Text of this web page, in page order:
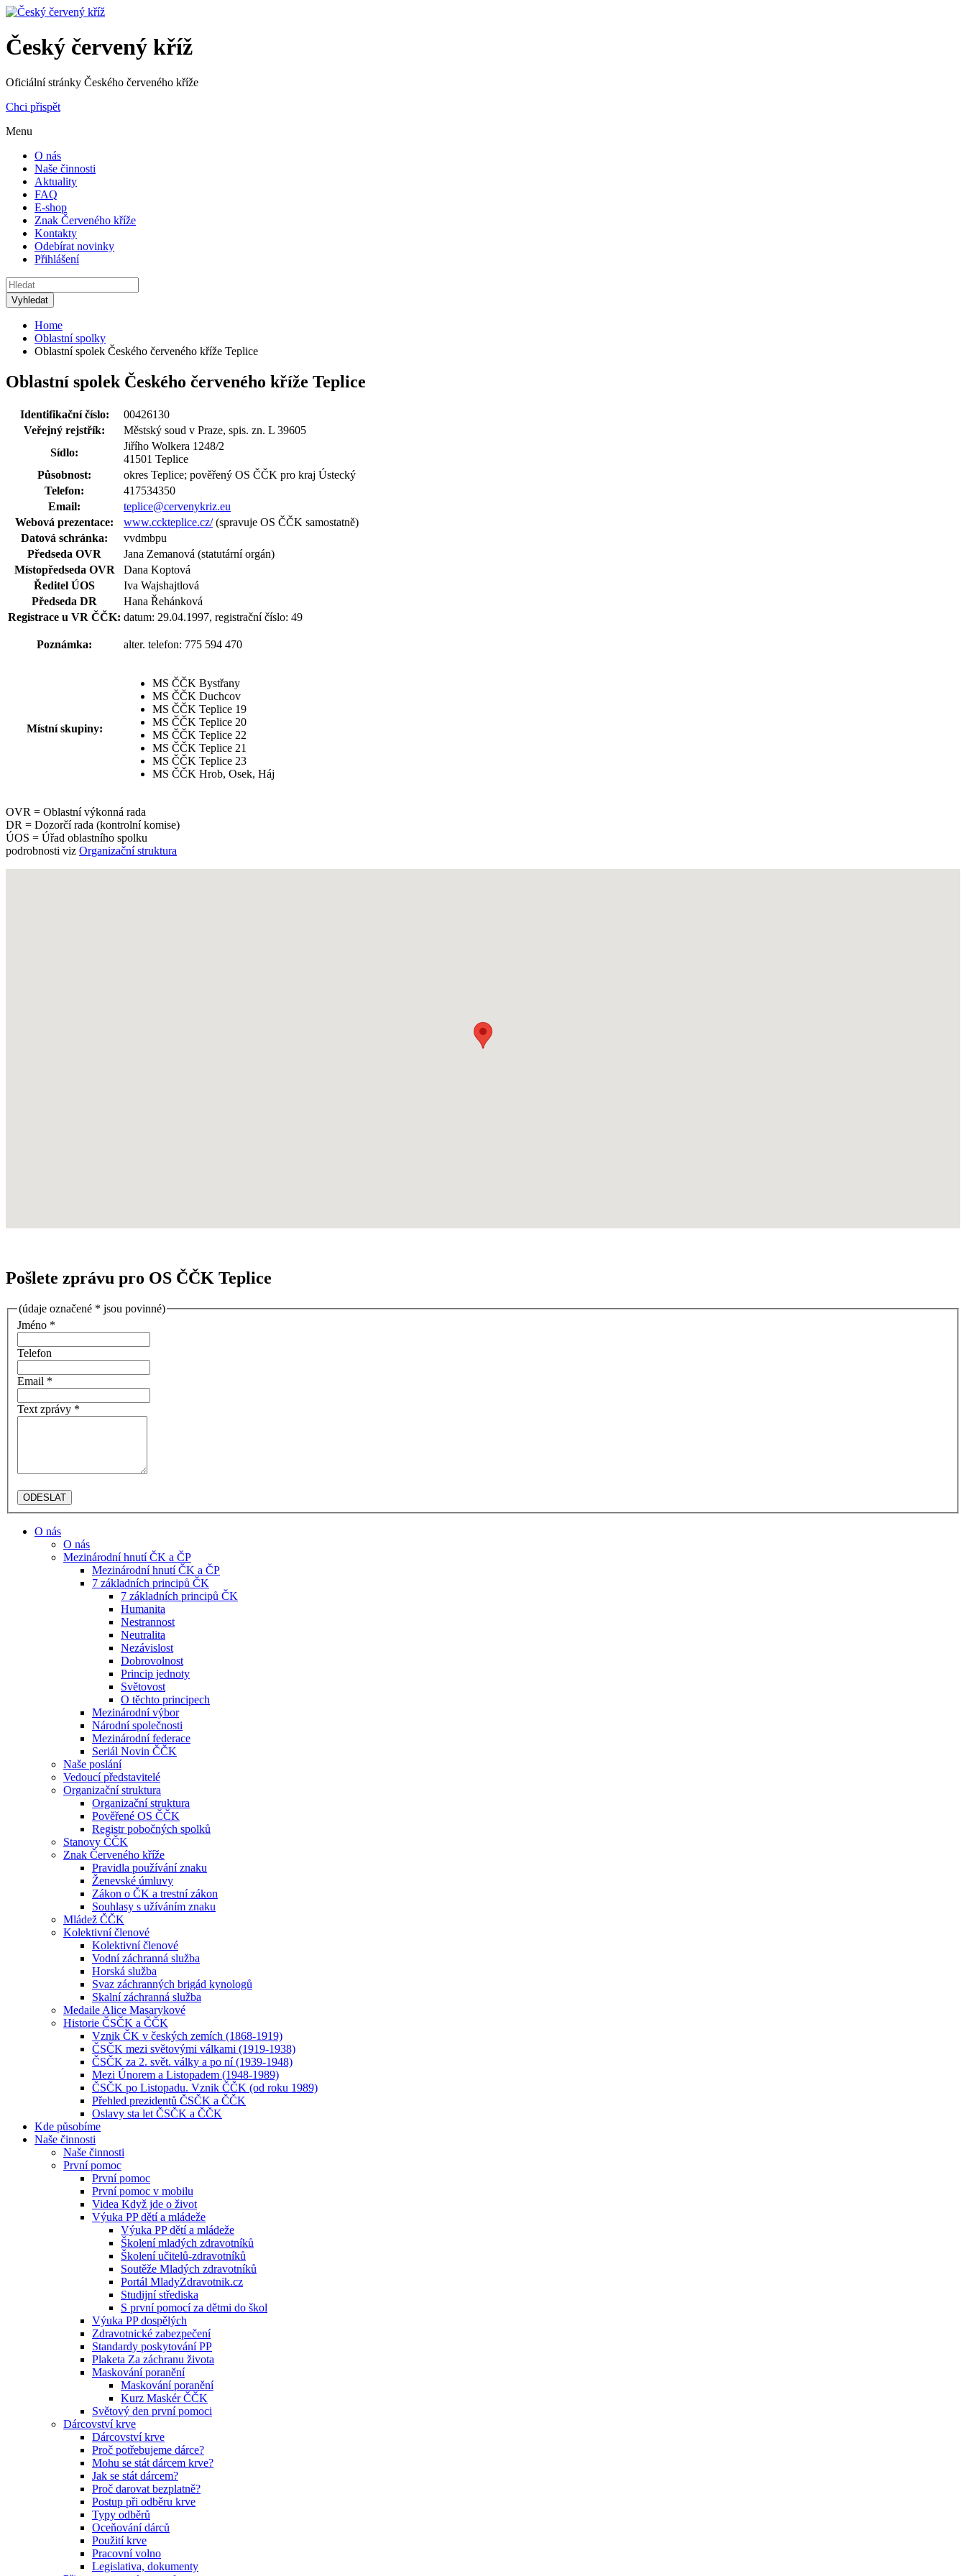
Český červený kříž
Oficiální stránky Českého červeného kříže
Chci přispět
Menu
O nás
Naše činnosti
Aktuality
FAQ
E-shop
Znak Červeného kříže
Kontakty
Odebírat novinky
Přihlášení
Home
Oblastní spolky
Oblastní spolek Českého červeného kříže Teplice
Oblastní spolek Českého červeného kříže Teplice
Identifikační číslo:
00426130
Veřejný rejstřík:
Městský soud v Praze, spis. zn. L 39605
Sídlo:
Jiřího Wolkera 1248/2
41501 Teplice
Působnost:
okres Teplice; pověřený OS ČČK pro kraj Ústecký
Telefon:
417534350
Email:
teplice@cervenykriz.eu
Webová prezentace:
www.cckteplice.cz/(spravuje OS ČČK samostatně)
Datová schránka:
vvdmbpu
Předseda OVR
Jana Zemanová (statutární orgán)
Místopředseda OVR
Dana Koptová
Ředitel ÚOS
Iva Wajshajtlová
Předseda DR
Hana Řehánková
Registrace u VR ČČK: datum: 29.04.1997, registrační číslo: 49
Poznámka: alter. telefon: 775 594 470
Místní skupiny:
MS ČČK Bystřany
MS ČČK Duchcov
MS ČČK Teplice 19
MS ČČK Teplice 20
MS ČČK Teplice 22
MS ČČK Teplice 21
MS ČČK Teplice 23
MS ČČK Hrob, Osek, Háj
OVR = Oblastní výkonná rada
DR = Dozorčí rada (kontrolní komise)
ÚOS = Úřad oblastního spolku
podrobnosti viz Organizační struktura
Pošlete zprávu pro OS ČČK Teplice
(údaje označené * jsou povinné)
Jméno *
Telefon
Email *
Text zprávy *
O nás
O nás
Mezinárodní hnutí ČK a ČP
Mezinárodní hnutí ČK a ČP
7 základních principů ČK
7 základních principů ČK
Humanita
Nestrannost
Neutralita
Nezávislost
Dobrovolnost
Princip jednoty
Světovost
O těchto principech
Mezinárodní výbor
Národní společnosti
Mezinárodní federace
Seriál Novin ČČK
Naše poslání
Vedoucí představitelé
Organizační struktura
Organizační struktura
Pověřené OS ČČK
Registr pobočných spolků
Stanovy ČČK
Znak Červeného kříže
Pravidla používání znaku
Ženevské úmluvy
Zákon o ČK a trestní zákon
Souhlasy s užíváním znaku
Mládež ČČK
Kolektivní členové
Kolektivní členové
Vodní záchranná služba
Horská služba
Svaz záchranných brigád kynologů
Skalní záchranná služba
Medaile Alice Masarykové
Historie ČSČK a ČČK
Vznik ČK v českých zemích (1868-1919)
ČSČK mezi světovými válkami (1919-1938)
ČSČK za 2. svět. války a po ní (1939-1948)
Mezi Únorem a Listopadem (1948-1989)
ČSČK po Listopadu. Vznik ČČK (od roku 1989)
Přehled prezidentů ČSČK a ČČK
Oslavy sta let ČSČK a ČČK
Kde působíme
Naše činnosti
Naše činnosti
První pomoc
První pomoc
První pomoc v mobilu
Videa Když jde o život
Výuka PP dětí a mládeže
Výuka PP dětí a mládeže
Školení mladých zdravotníků
Školení učitelů-zdravotníků
Soutěže Mladých zdravotníků
Portál MladyZdravotnik.cz
Studijní střediska
S první pomocí za dětmi do škol
Výuka PP dospělých
Zdravotnické zabezpečení
Standardy poskytování PP
Plaketa Za záchranu života
Maskování poranění
Maskování poranění
Kurz Maskér ČČK
Světový den první pomoci
Dárcovství krve
Dárcovství krve
Proč potřebujeme dárce?
Mohu se stát dárcem krve?
Jak se stát dárcem?
Proč darovat bezplatně?
Postup při odběru krve
Typy odběrů
Oceňování dárců
Použití krve
Pracovní volno
Legislativa, dokumenty